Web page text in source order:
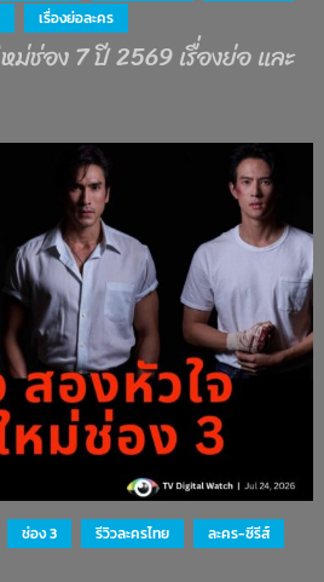
เรื่องย่อละคร
ม่ช่อง 7 ปี 2569 เรื่องย่อ และ
ช่อง 3 รีวิวละครไทย
ละคร-ซีรีส์